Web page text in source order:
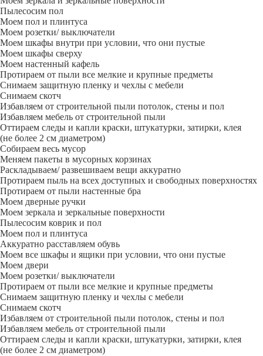
Пылесосим пол
Моем пол и плинтуса
Моем розетки/ выключатели
Моем шкафы внутри при условии, что они пустые
Моем шкафы сверху
Моем настенный кафель
Протираем от пыли все мелкие и крупные предметы
Снимаем защитную пленку и чехлы с мебели
Снимаем скотч
Избавляем от строительной пыли потолок, стены и пол
Избавляем мебель от строительной пыли
Оттираем следы и капли краски, штукатурки, затирки, клея
(не более 2 см диаметром)
Собираем весь мусор
Меняем пакеты в мусорных корзинах
Раскладываем/ развешиваем вещи аккуратно
Протираем пыль на всех доступных и свободных поверхностях
Протираем от пыли настенные бра
Моем дверные ручки
Моем зеркала и зеркальные поверхности
Пылесосим коврик и пол
Моем пол и плинтуса
Аккуратно расставляем обувь
Моем все шкафы и ящики при условии, что они пустые
Моем двери
Моем розетки/ выключатели
Протираем от пыли все мелкие и крупные предметы
Снимаем защитную пленку и чехлы с мебели
Снимаем скотч
Избавляем от строительной пыли потолок, стены и пол
Избавляем мебель от строительной пыли
Оттираем следы и капли краски, штукатурки, затирки, клея
(не более 2 см диаметром)